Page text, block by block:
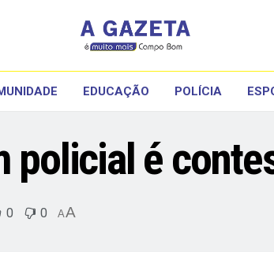
EDUCAÇÃO POLÍCIA
policial é
0 0 AA